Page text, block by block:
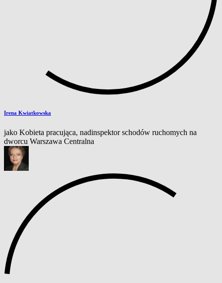
Irena Kwiatkowska
jako Kobieta pracująca, nadinspektor schodów ruchomych na
dworcu Warszawa Centralna